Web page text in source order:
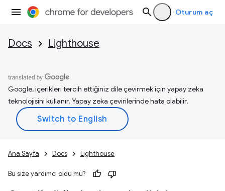
Oturum aç
Docs Lighthouse
Google, içerikleri tercih ettiğiniz dile çevirmek için yapay zeka
teknolojisini kullanır. Yapay zeka çevirilerinde hata olabilir.
Ana Sayfa Docs Lighthouse
Bu size yardımcı oldu mu?